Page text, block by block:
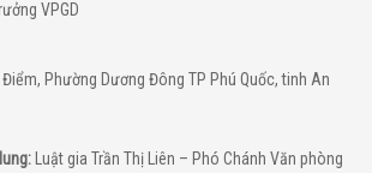
VPGD
Phường Dương Đông TP Phú Quốc, tinh An
Luật gia Trần Thị Liên – Phó Chánh Văn phòng